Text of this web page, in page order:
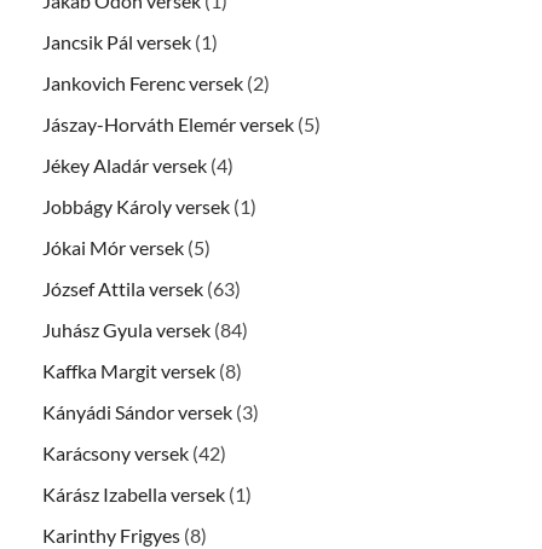
Jancsik Pál versek (1)
Jankovich Ferenc versek (2)
Jászay-Horváth Elemér versek (5)
Jékey Aladár versek (4)
Jobbágy Károly versek (1)
Jókai Mór versek (5)
József Attila versek (63)
Juhász Gyula versek (84)
Kaffka Margit versek (8)
Kányádi Sándor versek (3)
Karácsony versek (42)
Kárász Izabella versek (1)
Karinthy Frigyes (8)